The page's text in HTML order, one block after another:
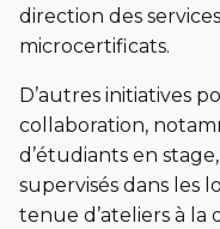
direction des
microcertificats.
D’autres initiatives
collaboration,
d’étudiants en
supervisés dans les
tenue d’ateliers à la